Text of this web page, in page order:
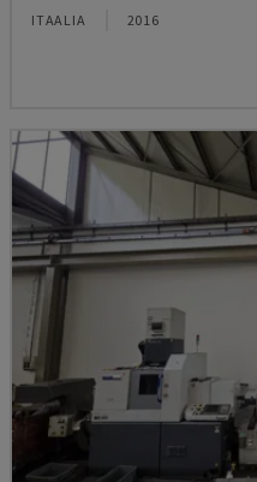
ITAALIA 2016